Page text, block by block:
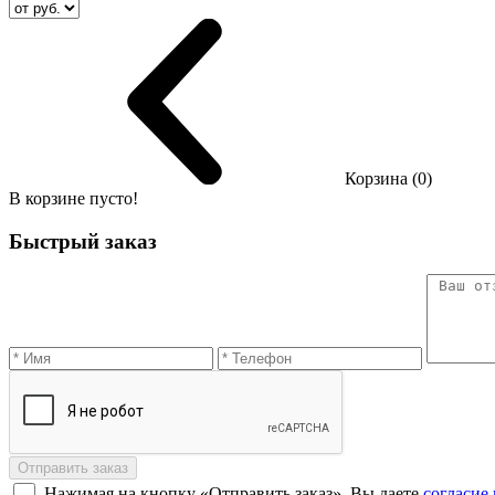
Корзина (0)
В корзине пусто!
Быстрый заказ
Отправить заказ